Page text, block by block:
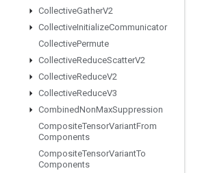
CollectiveGatherV2
CollectiveInitializeCommunicator
CollectivePermute
CollectiveReduceScatterV2
CollectiveReduceV2
CollectiveReduceV3
CombinedNonMaxSuppression
CompositeTensorVariantFrom
Components
CompositeTensorVariantTo
Components